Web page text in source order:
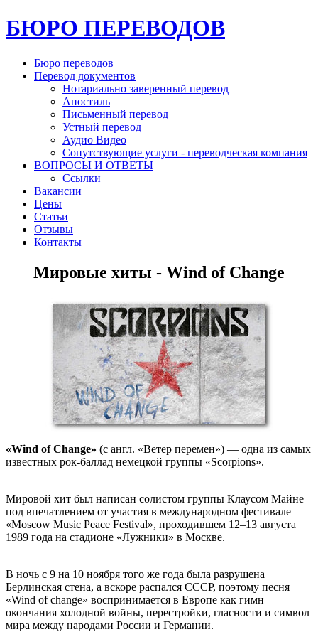
БЮРО ПЕРЕВОДОВ
Бюро переводов
Перевод документов
Нотариально заверенный перевод
Апостиль
Письменный перевод
Устный перевод
Аудио Видео
Сопутствующие услуги - переводческая компания
ВОПРОСЫ И ОТВЕТЫ
Ссылки
Вакансии
Цены
Статьи
Отзывы
Контакты
Мировые хиты - Wind of Change
«Wind of Change» (с англ. «Ветер перемен») — одна из самых
известных рок-баллад немецкой группы «Scorpions».
Мировой хит был написан солистом группы Клаусом Майне
под впечатлением от участия в международном фестивале
«Moscow Music Peace Festival», проходившем 12–13 августа
1989 года на стадионе «Лужники» в Москве.
В ночь с 9 на 10 ноября того же года была разрушена
Берлинская стена, а вскоре распался СССР, поэтому песня
«Wind of change» воспринимается в Европе как гимн
окончания холодной войны, перестройки, гласности и символ
мира между народами России и Германии.